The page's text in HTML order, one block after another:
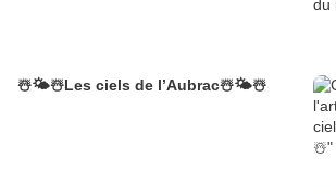
☃️🌤☃️Les ciels de l’Aubrac☃️🌤☃️